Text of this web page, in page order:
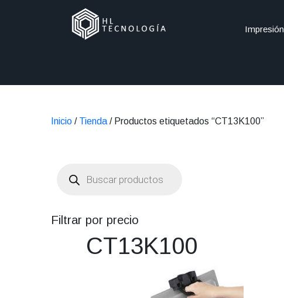
Impresión
Inicio / Tienda / Productos etiquetados “CT13K100”
productos
Filtrar por precio
CT13K100